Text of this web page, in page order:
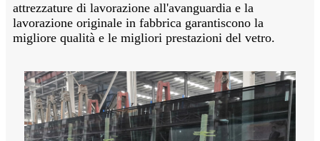
attrezzature di lavorazione all'avanguardia e la
lavorazione originale in fabbrica garantiscono la
migliore qualità e le migliori prestazioni del vetro.